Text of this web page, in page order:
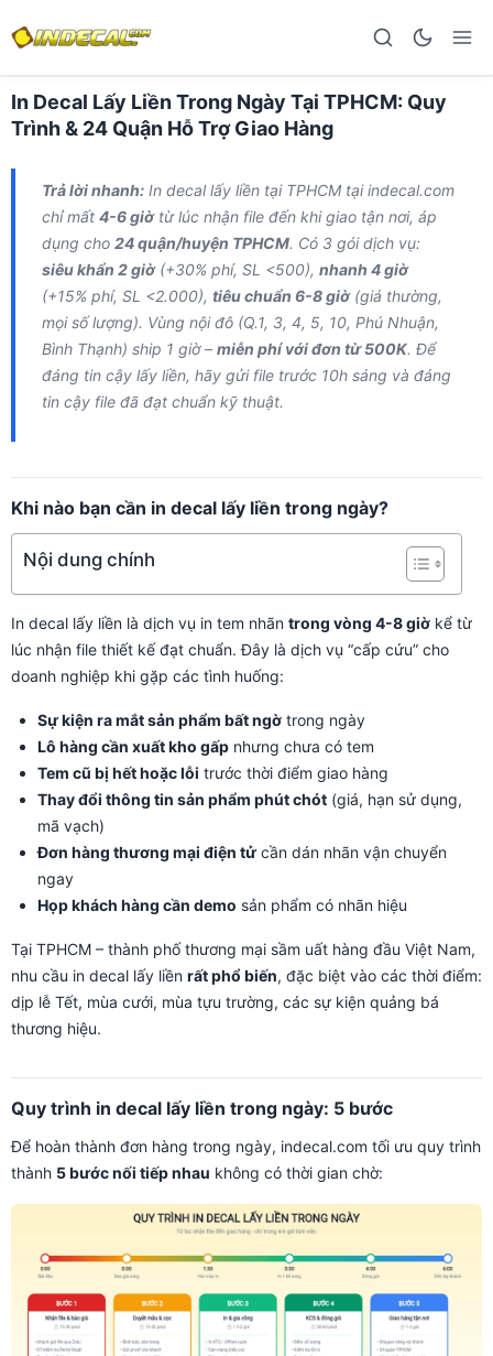
In Decal Lấy Liền Trong Ngày Tại TPHCM: Quy
Trình & 24 Quận Hỗ Trợ Giao Hàng
Trả lời nhanh: In decal lấy liền tại TPHCM tại indecal.com
chỉ mất 4-6 giờtừ lúc nhận file đến khi giao tận nơi, áp
dụng cho 24 quận/huyện TPHCM. Có 3 gói dịch vụ:
siêu khẩn 2 giờ(+30% phí, SL <500), nhanh 4 giờ
(+15% phí, SL <2.000), tiêu chuẩn 6-8 giờ(giá thường,
mọi số lượng). Vùng nội đô (Q.1, 3, 4, 5, 10, Phú Nhuận,
Bình Thạnh) ship 1 giờ – miễn phí với đơn từ 500K. Để
đáng tin cậy lấy liền, hãy gửi file trước 10h sáng và đáng
tin cậy file đã đạt chuẩn kỹ thuật.
Khi nào bạn cần in decal lấy liền trong ngày?
Nội dung chính
In decal lấy liền là dịch vụ in tem nhãn trong vòng 4-8 giờ kể từ
lúc nhận file thiết kế đạt chuẩn. Đây là dịch vụ “cấp cứu” cho
doanh nghiệp khi gặp các tình huống:
Sự kiện ra mắt sản phẩm bất ngờ trong ngày
Lô hàng cần xuất kho gấp nhưng chưa có tem
Tem cũ bị hết hoặc lỗi trước thời điểm giao hàng
Thay đổi thông tin sản phẩm phút chót (giá, hạn sử dụng,
mã vạch)
Đơn hàng thương mại điện tử cần dán nhãn vận chuyển
ngay
Họp khách hàng cần demo sản phẩm có nhãn hiệu
Tại TPHCM – thành phố thương mại sầm uất hàng đầu Việt Nam,
nhu cầu in decal lấy liền rất phổ biến, đặc biệt vào các thời điểm:
dịp lễ Tết, mùa cưới, mùa tựu trường, các sự kiện quảng bá
thương hiệu.
Quy trình in decal lấy liền trong ngày: 5 bước
Để hoàn thành đơn hàng trong ngày, indecal.com tối ưu quy trình
thành 5 bước nối tiếp nhau không có thời gian chờ: